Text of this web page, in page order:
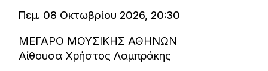
Πεμ. 08 Οκτωβρίου 2026, 20:30
ΜΕΓΑΡΟ ΜΟΥΣΙΚΗΣ ΑΘΗΝΩΝ
Αίθουσα Χρήστος Λαμπράκης